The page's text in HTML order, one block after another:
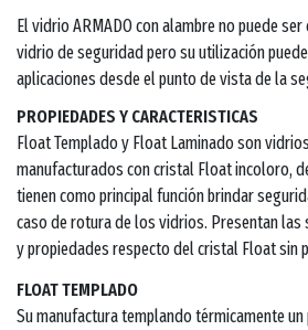
El vidrio ARMADO con alambre no puede
vidrio de seguridad pero su utilización
aplicaciones desde el punto de vista de la
PROPIEDADES Y CARACTERISTICAS
Float Templado y Float Laminado son
manufacturados con cristal Float incoloro,
tienen como principal función brindar
caso de rotura de los vidrios. Presentan las
y propiedades respecto del cristal Float sin
FLOAT TEMPLADO
Su manufactura templando térmicamente